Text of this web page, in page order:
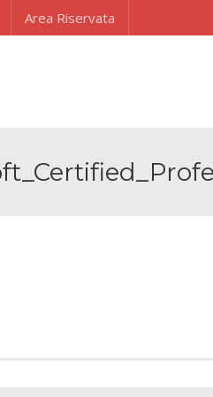
Area Riservata